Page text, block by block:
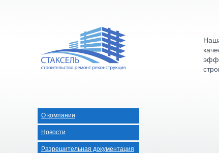
О компании
Новости
Разрешительная документация